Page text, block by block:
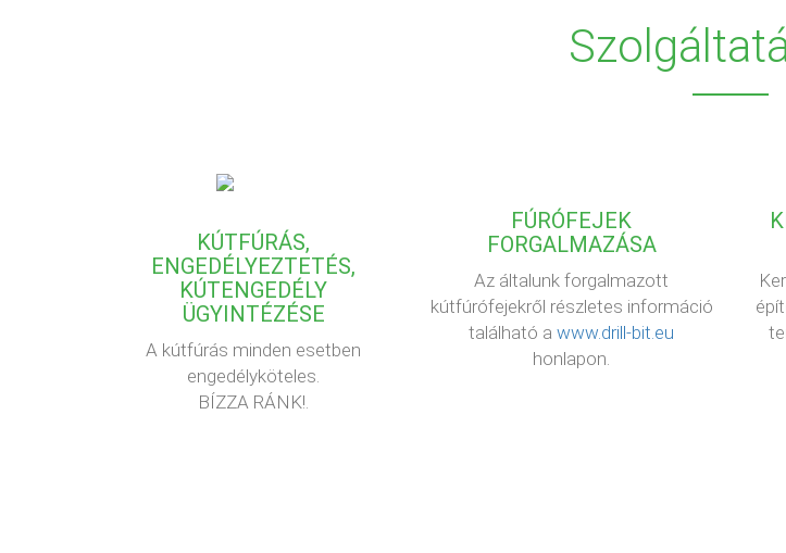
KÚTFÚRÁS,
ENGEDÉLYEZTETÉS,
KÚTENGEDÉLY
ÜGYINTÉZÉSE
A kútfúrás minden esetben
engedélyköteles.
BÍZZA RÁNK!.
FÚRÓFEJEK
FORGALMAZÁSA
Az általunk forgalmazott
kútfúrófejekről részletes információ
található awww.drill-bit.eu
honlapon.